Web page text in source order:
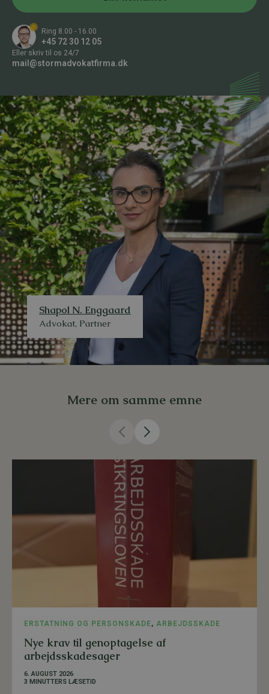
*
Ring 8.00 - 16.00
+45 72 30 12 05
Eller skriv til os 24/7
mail@stormadvokatfirma.dk
Shapol N. Enggaard
Advokat, Partner
Mere om samme emne
ERSTATNING OG PERSONSKADE, ARBEJDSSKADE
Nye krav til genoptagelse af
arbejdsskadesager
6. AUGUST 2026
3 MINUTTERS LÆSETID